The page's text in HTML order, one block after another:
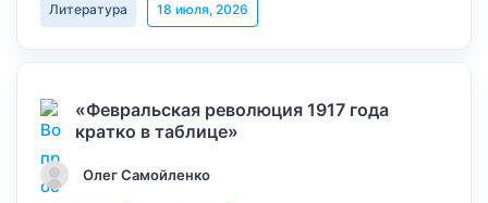
Литература 18 июля, 2026
«Февральская революция 1917 года
кратко в таблице»
Олег Самойленко